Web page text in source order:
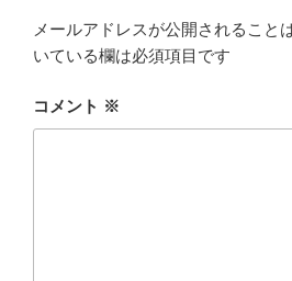
メールアドレスが公開されること
いている欄は必須項目です
コメント ※